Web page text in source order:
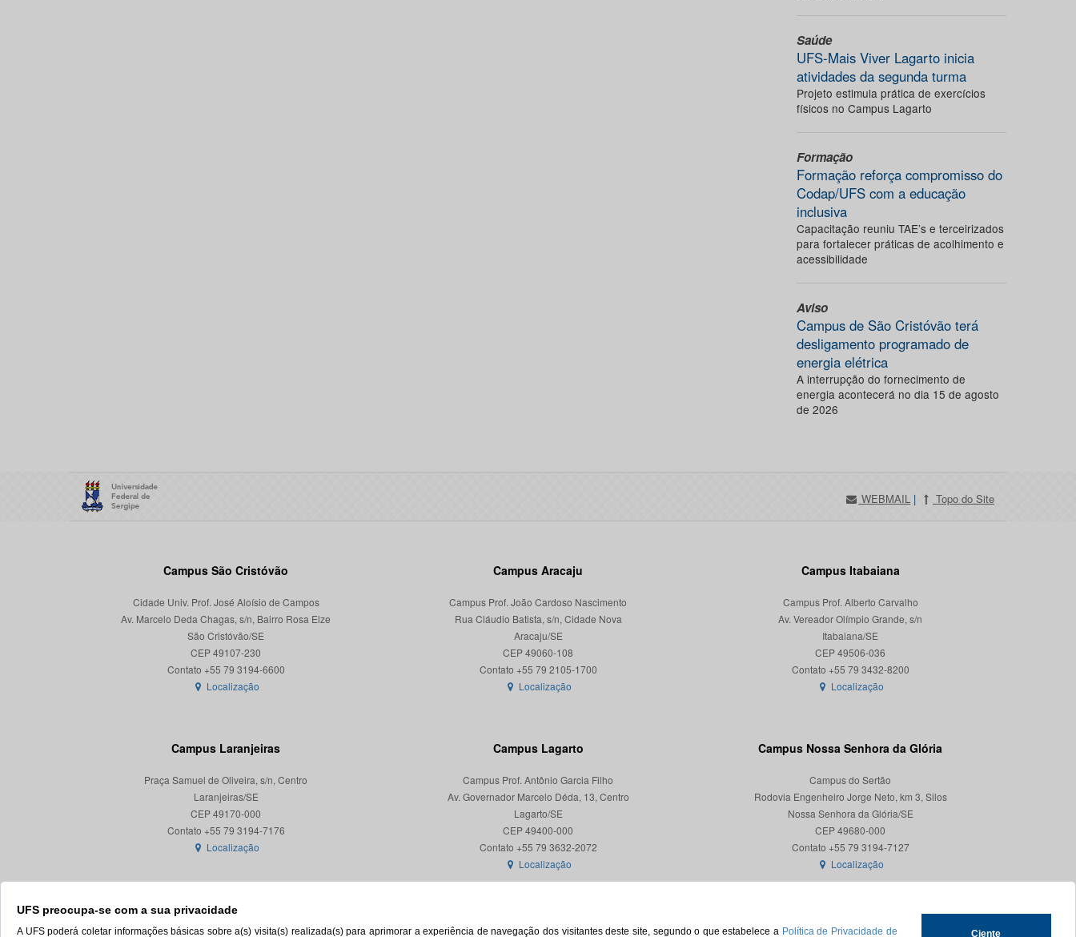
UFS preocupa-se com a sua privacidade
A UFS poderá coletar informações básicas sobre a(s) visita(s) realizada(s) para aprimorar a experiência de navegação dos visitantes deste site, segundo o que estabelece a Política de Privacidade de Ciente
Saúde
UFS-Mais Viver Lagarto inicia
atividades da segunda turma
Projeto estimula prática de exercícios
físicos no Campus Lagarto
Formação
Formação reforça compromisso do
Codap/UFS com a educação
inclusiva
Capacitação reuniu TAE’s e terceirizados
para fortalecer práticas de acolhimento e
acessibilidade
Aviso
Campus de São Cristóvão terá
desligamento programado de
energia elétrica
A interrupção do fornecimento de
energia acontecerá no dia 15 de agosto
de 2026
WEBMAIL | Topo do Site
Campus São Cristóvão
Cidade Univ. Prof. José Aloísio de Campos
Av. Marcelo Deda Chagas, s/n, Bairro Rosa Elze
São Cristóvão/SE
CEP 49107-230
Localização
Campus Aracaju
Campus Prof. João Cardoso Nascimento
Rua Cláudio Batista, s/n, Cidade Nova
Aracaju/SE
CEP 49060-108
Localização
Campus Itabaiana
Campus Prof. Alberto Carvalho
Av. Vereador Olímpio Grande, s/n
Itabaiana/SE
CEP 49506-036
Localização
Campus Laranjeiras
Praça Samuel de Oliveira, s/n, Centro
Laranjeiras/SE
CEP 49170-000
Localização
Campus Lagarto
Campus Prof. Antônio Garcia Filho
Av. Governador Marcelo Déda, 13, Centro
Lagarto/SE
CEP 49400-000
Localização
Campus Nossa Senhora da Glória
Campus do Sertão
Rodovia Engenheiro Jorge Neto, km 3, Silos
Nossa Senhora da Glória/SE
CEP 49680-000
Contato +55 79 3194-7127
Localização